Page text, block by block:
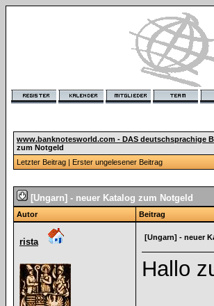
www.banknotesworld.com - DAS deutschsprachige
zum Notgeld
Letzter Beitrag | Erster ungelesener Beitrag
[Ungarn] - neuer Katalog zum Notgeld
Autor Beitrag
rista [Ungarn] - neuer
Hallo